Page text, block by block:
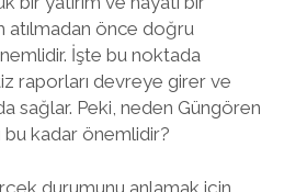
atılmadan önce doğru
İşte bu noktada
raporları devreye girer ve
sağlar. Peki, neden Güngören
kadar önemlidir?
durumunu anlamak için